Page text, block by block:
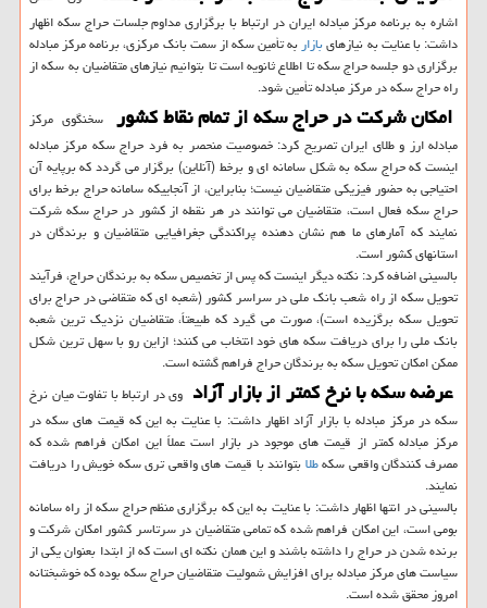
اشاره به برنامه مرکز مبادله ایران در ارتباط با برگزاری مداوم جلسات حراج سکه اظهار
داشت: با عنایت به نیازهایبازاربه تأمین سکه از سمت بانک مرکزی، برنامه مرکز مبادله
برگزاری دو جلسه حراج سکه تا اطلاع ثانویه است تا بتوانیم نیازهای متقاضیان به سکه از
راه حراج سکه در مرکز مبادله تأمین شود.
امکان شرکت در حراج سکه از تمام نقاط کشور سخنگوی مرکز
مبادله ارز و طلای ایران تصریح کرد: خصوصیت منحصر به فرد حراج سکه مرکز مبادله
اینست که حراج سکه به شکل سامانه ای و برخط (آنلاین) برگزار می گردد که برپایه آن
احتیاجی به حضور فیزیکی متقاضیان نیست؛ بنابراین، از آنجاییکه سامانه حراج برخط برای
حراج سکه فعال است، متقاضیان می توانند در هر نقطه از کشور در حراج سکه شرکت
نمایند که آمارهای ما هم نشان دهنده پراکندگی جغرافیایی متقاضیان و برندگان در
استانهای کشور است.
بالسینی اضافه کرد: نکته دیگر اینست که پس از تخصیص سکه به برندگان حراج، فرآیند
تحویل سکه از راه شعب بانک ملی در سراسر کشور (شعبه ای که متقاضی در حراج برای
تحویل سکه برگزیده است)، صورت می گیرد که طبیعتاً، متقاضیان نزدیک ترین شعبه
بانک ملی را برای دریافت سکه های خود انتخاب می کنند؛ ازاین رو با سهل ترین شکل
ممکن امکان تحویل سکه به برندگان حراج فراهم گشته است.
عرضه سکه با نرخ کمتر از بازار آزاد وی در ارتباط با تفاوت میان نرخ
سکه در مرکز مبادله با بازار آزاد اظهار داشت: با عنایت به این که قیمت های سکه در
مرکز مبادله کمتر از قیمت های موجود در بازار است عملاً این امکان فراهم شده که
مصرف کنندگان واقعی سکهطلابتوانند با قیمت های واقعی تری سکه خویش را دریافت
نمایند.
بالسینی در انتها اظهار داشت: با عنایت به این که برگزاری منظم حراج سکه از راه سامانه
بومی است، این امکان فراهم شده که تمامی متقاضیان در سرتاسر کشور امکان شرکت و
برنده شدن در حراج را داشته باشند و این همان نکته ای است که از ابتدا بعنوان یکی از
سیاست های مرکز مبادله برای افزایش شمولیت متقاضیان حراج سکه بوده که خوشبختانه
امروز محقق شده است.